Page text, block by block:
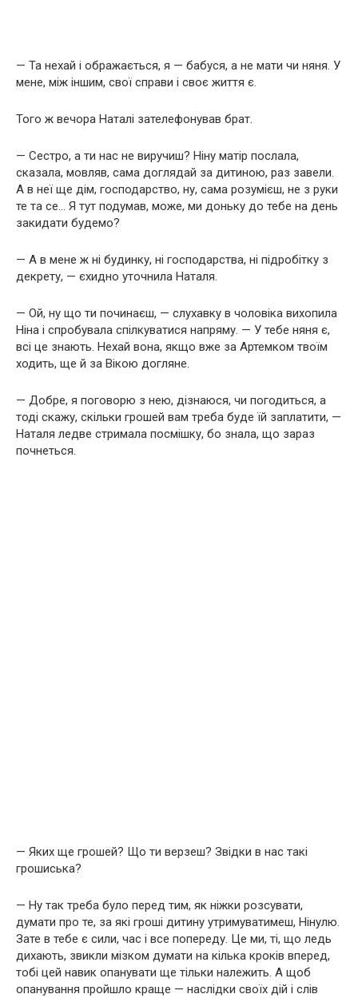
— Та нехай і ображається, я — бабуся, а не мати чи няня. У
мене, між іншим, свої справи і своє життя є.
Того ж вечора Наталі зателефонував брат.
— Сестро, а ти нас не виручиш? Ніну матір послала,
сказала, мовляв, сама доглядай за дитиною, раз завели.
А в неї ще дім, господарство, ну, сама розумієш, не з руки
те та се… Я тут подумав, може, ми доньку до тебе на день
закидати будемо?
— А в мене ж ні будинку, ні господарства, ні підробітку з
декрету, — єхидно уточнила Наталя.
— Ой, ну що ти починаєш, — слухавку в чоловіка вихопила
Ніна і спробувала спілкуватися напряму. — У тебе няня є,
всі це знають. Нехай вона, якщо вже за Артемком твоїм
ходить, ще й за Вікою догляне.
— Добре, я поговорю з нею, дізнаюся, чи погодиться, а
тоді скажу, скільки грошей вам треба буде їй заплатити, —
Наталя ледве стримала посмішку, бо знала, що зараз
почнеться.
— Яких ще грошей? Що ти верзеш? Звідки в нас такі
грошиська?
— Ну так треба було перед тим, як ніжки розсувати,
думати про те, за які гроші дитину утримуватимеш, Нінулю.
Зате в тебе є сили, час і все попереду. Це ми, ті, що ледь
дихають, звикли мізком думати на кілька кроків вперед,
тобі цей навик опанувати ще тільки належить. А щоб
опанування пройшло краще — наслідки своїх дій і слів